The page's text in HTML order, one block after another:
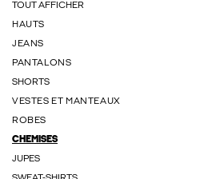
TOUT AFFICHER
HAUTS
JEANS
PANTALONS
SHORTS
VESTES ET MANTEAUX
ROBES
CHEMISES
JUPES